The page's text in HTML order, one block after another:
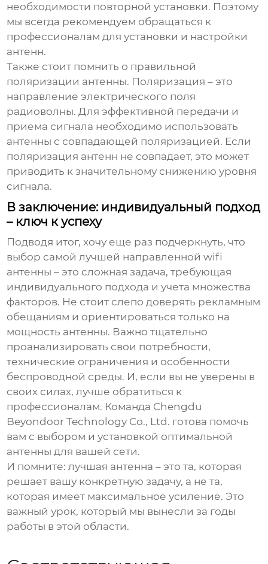
необходимости повторной установки. Поэтому
мы всегда рекомендуем обращаться к
профессионалам для установки и настройки
антенн.
Также стоит помнить о правильной
поляризации антенны. Поляризация – это
направление электрического поля
радиоволны. Для эффективной передачи и
приема сигнала необходимо использовать
антенны с совпадающей поляризацией. Если
поляризация антенн не совпадает, это может
приводить к значительному снижению уровня
сигнала.
В заключение: индивидуальный подход
– ключ к успеху
Подводя итог, хочу еще раз подчеркнуть, что
выбор самой лучшей направленной wifi
антенны – это сложная задача, требующая
индивидуального подхода и учета множества
факторов. Не стоит слепо доверять рекламным
обещаниям и ориентироваться только на
мощность антенны. Важно тщательно
проанализировать свои потребности,
технические ограничения и особенности
беспроводной среды. И, если вы не уверены в
своих силах, лучше обратиться к
профессионалам. Команда Chengdu
Beyondoor Technology Co., Ltd. готова помочь
вам с выбором и установкой оптимальной
антенны для вашей сети.
И помните: лучшая антенна – это та, которая
решает вашу конкретную задачу, а не та,
которая имеет максимальное усиление. Это
важный урок, который мы вынесли за годы
работы в этой области.